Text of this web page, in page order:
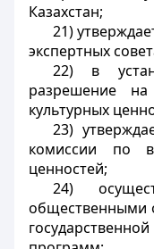
Казахстан;
21)
экспертных
22) в
разрешение
культурных
23)
комиссии по
ценностей;
24)
общественными